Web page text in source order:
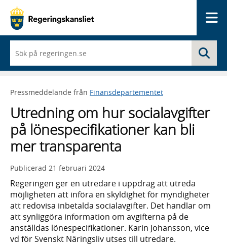
du
börjar
skriva
framträder
lista
med
sökförslag
Pressmeddelande från Finansdepartementet
Utredning om hur socialavgifter
på lönespecifikationer kan bli
mer transparenta
Publicerad 21 februari 2024
Regeringen ger en utredare i uppdrag att utreda
möjligheten att införa en skyldighet för myndigheter
att redovisa inbetalda socialavgifter. Det handlar om
att synliggöra information om avgifterna på de
anställdas lönespecifikationer. Karin Johansson, vice
vd för Svenskt Näringsliv utses till utredare.